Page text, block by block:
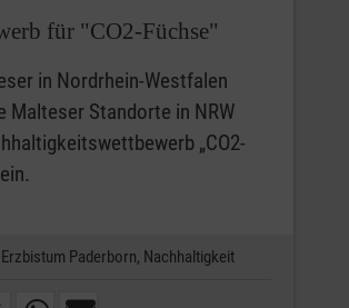
für "CO2-Füchse"
in Nordrhein-Westfalen
Malteser Standorte in NRW
„CO2-
Erzbistum Paderborn, Nachhaltigkeit